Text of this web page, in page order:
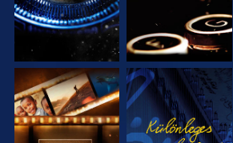
A SOROZAT
RÉSZEI
MŰSORNÉZÉS